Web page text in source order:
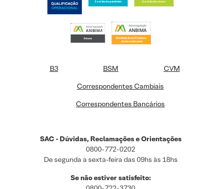
B3 BSM
CVM
Correspondentes Cambiais
Correspondentes Bancários
SAC - Dúvidas, Reclamações e Orientações
0800-772-0202
De segunda a sexta-feira das 09hs às 18hs
Se não estiver satisfeito: